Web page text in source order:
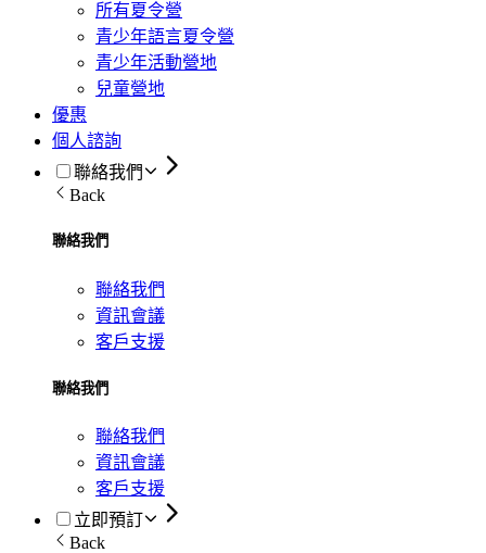
所有夏令營
青少年語言夏令營
青少年活動營地
兒童營地
優惠
個人諮詢
聯絡我們
Back
聯絡我們
聯絡我們
資訊會議
客戶支援
聯絡我們
聯絡我們
資訊會議
客戶支援
立即預訂
Back